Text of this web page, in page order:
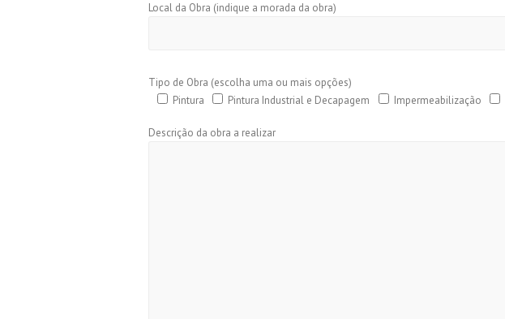
Local da Obra (indique a morada da obra)
Tipo de Obra (escolha uma ou mais opções)
Pintura
Pintura Industrial e Decapagem Impermeabilização
Descrição da obra a realizar